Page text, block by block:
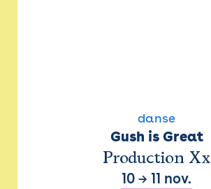
danse
Gush is Great
Production Xx
10 → 11 nov.